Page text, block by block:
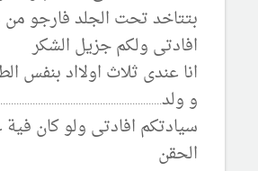
بتتاخد تحت الجلد فارجو
افادتى ولكم جزيل الشكر
انا عندى ثلاث اولااد بنفس
و
سيادتكم افادتى ولو كان
الحقن